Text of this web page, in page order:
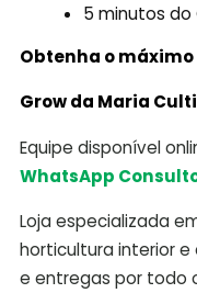
5 minutos do
Obtenha o
Grow da Maria
Equipe disponível
WhatsApp
Loja especializada
horticultura interior e
e entregas por todo